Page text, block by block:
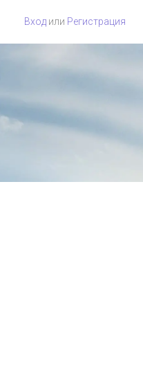
Вход или Регистрация